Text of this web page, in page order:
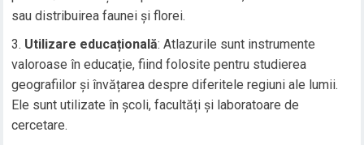
sau distribuirea faunei și florei.
Utilizare educațională: Atlazurile sunt instrumente
valoroase în educație, fiind folosite pentru studierea
geografiilor și învățarea despre diferitele regiuni ale lumii.
Ele sunt utilizate în școli, facultăți și laboratoare de
cercetare.